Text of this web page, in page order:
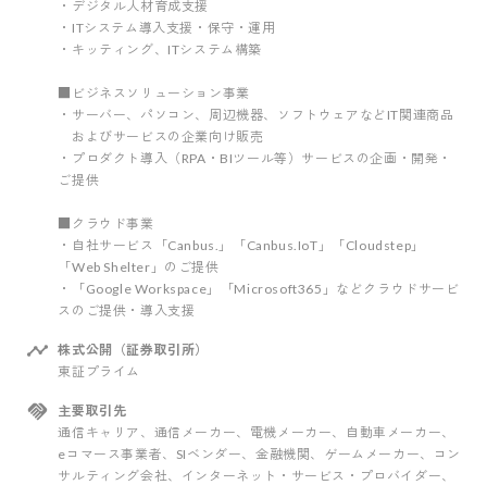
・デジタル人材育成支援
・ITシステム導入支援・保守・運用
・キッティング、ITシステム構築
■ビジネスソリューション事業
・サーバー、パソコン、周辺機器、ソフトウェアなどIT関連商品
およびサービスの企業向け販売
・プロダクト導入（RPA・BIツール等）サービスの企画・開発・
ご提供
■クラウド事業
・自社サービス「Canbus.」「Canbus.IoT」「Cloudstep」
「Web Shelter」のご提供
・「Google Workspace」「Microsoft365」などクラウドサービ
スのご提供・導入支援
株式公開（証券取引所）
東証プライム
主要取引先
通信キャリア、通信メーカー、電機メーカー、自動車メーカー、
eコマース事業者、SIベンダー、金融機関、ゲームメーカー、コン
サルティング会社、インターネット・サービス・プロバイダー、